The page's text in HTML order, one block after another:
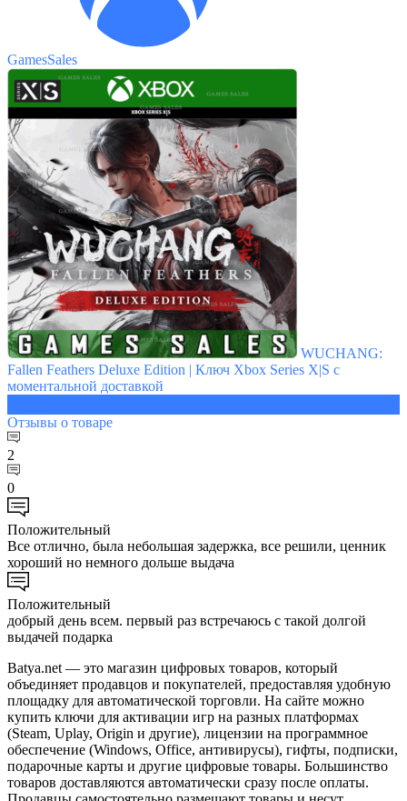
GamesSales
WUCHANG:
Fallen Feathers Deluxe Edition | Ключ Xbox Series X|S с
моментальной доставкой
Отзывы о товаре
2
0
Положительный
Все отлично, была небольшая задержка, все решили, ценник
хороший но немного дольше выдача
Положительный
добрый день всем. первый раз встречаюсь с такой долгой
выдачей подарка
Batya.net — это магазин цифровых товаров, который
объединяет продавцов и покупателей, предоставляя удобную
площадку для автоматической торговли. На сайте можно
купить ключи для активации игр на разных платформах
(Steam, Uplay, Origin и другие), лицензии на программное
обеспечение (Windows, Office, антивирусы), гифты, подписки,
подарочные карты и другие цифровые товары. Большинство
товаров доставляются автоматически сразу после оплаты.